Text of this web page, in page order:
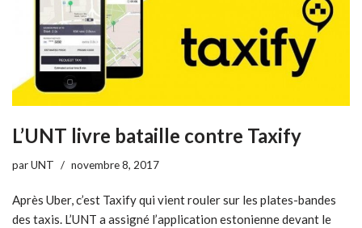
L’UNT livre bataille contre Taxify
parUNT novembre 8, 2017
Après Uber, c’est Taxify qui vient rouler sur les plates-bandes
des taxis. L’UNT a assigné l’application estonienne devant le